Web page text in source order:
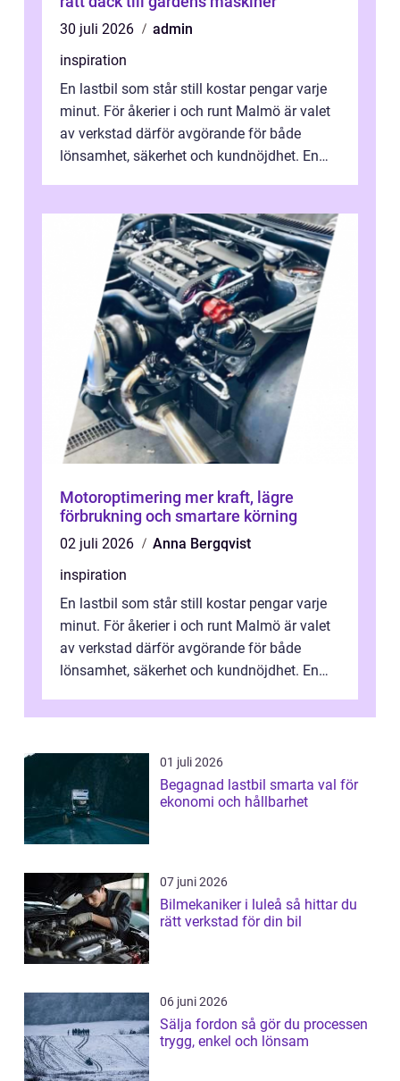
30 juli 2026
admin
inspiration
En lastbil som står still kostar pengar varje
minut. För åkerier i och runt Malmö är valet
av verkstad därför avgörande för både
lönsamhet, säkerhet och kundnöjdhet. En
Motoroptimering mer kraft, lägre
förbrukning och smartare körning
02 juli 2026
Anna Bergqvist
inspiration
En lastbil som står still kostar pengar varje
minut. För åkerier i och runt Malmö är valet
av verkstad därför avgörande för både
lönsamhet, säkerhet och kundnöjdhet. En
01 juli 2026
Begagnad lastbil smarta val för
ekonomi och hållbarhet
07 juni 2026
Bilmekaniker i luleå så hittar du
rätt verkstad för din bil
06 juni 2026
Sälja fordon så gör du processen
trygg, enkel och lönsam